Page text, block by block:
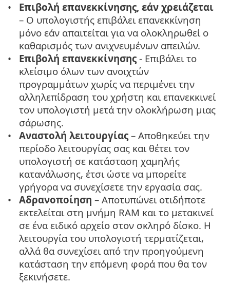
Επιβολή επανεκκίνησης, εάν χρειάζεται
– Ο υπολογιστής επιβάλει επανεκκίνηση
μόνο εάν απαιτείται για να ολοκληρωθεί ο
καθαρισμός των ανιχνευμένων απειλών.
Επιβολή επανεκκίνησης - Επιβάλει το
κλείσιμο όλων των ανοιχτών
προγραμμάτων χωρίς να περιμένει την
αλληλεπίδραση του χρήστη και επανεκκινεί
τον υπολογιστή μετά την ολοκλήρωση μιας
σάρωσης.
Αναστολή λειτουργίας – Αποθηκεύει την
περίοδο λειτουργίας σας και θέτει τον
υπολογιστή σε κατάσταση χαμηλής
κατανάλωσης, έτσι ώστε να μπορείτε
γρήγορα να συνεχίσετε την εργασία σας.
Αδρανοποίηση – Αποτυπώνει οτιδήποτε
εκτελείται στη μνήμη RAM και το μετακινεί
σε ένα ειδικό αρχείο στον σκληρό δίσκο. Η
λειτουργία του υπολογιστή τερματίζεται,
αλλά θα συνεχίσει από την προηγούμενη
κατάσταση την επόμενη φορά που θα τον
ξεκινήσετε.